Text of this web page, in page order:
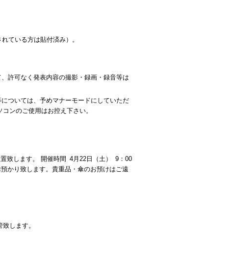
ている方は貼付済み）。
許可なく発表内容の撮影・録画・録音等は
ついては、予めマナーモードにしていただ
ンのご使用はお控え下さい。
致します。 開催時間 4月22日（土） 9：00
かり致します。貴重品・傘のお預けはご遠
します。